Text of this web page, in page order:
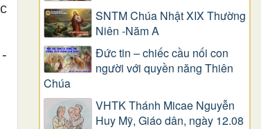
SNTM Chúa Nhật XIX Thường
Niên -Năm A
Đức tin – chiếc cầu nối con
người với quyền năng Thiên
Chúa
VHTK Thánh Micae Nguyễn
Huy Mỹ, Giáo dân, ngày 12.08